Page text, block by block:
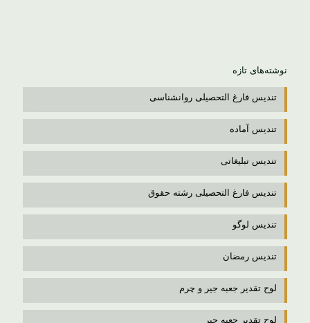
نوشته‌های تازه
تندیس فارغ التحصیلی روانشناسی
تندیس آماده
تندیس تبلیغاتی
تندیس فارغ التحصیلی رشته حقوق
تندیس لوگو
تندیس رمضان
لوح تقدیر جعبه جیر و چرم
لوح تقدیر جعبه جیر